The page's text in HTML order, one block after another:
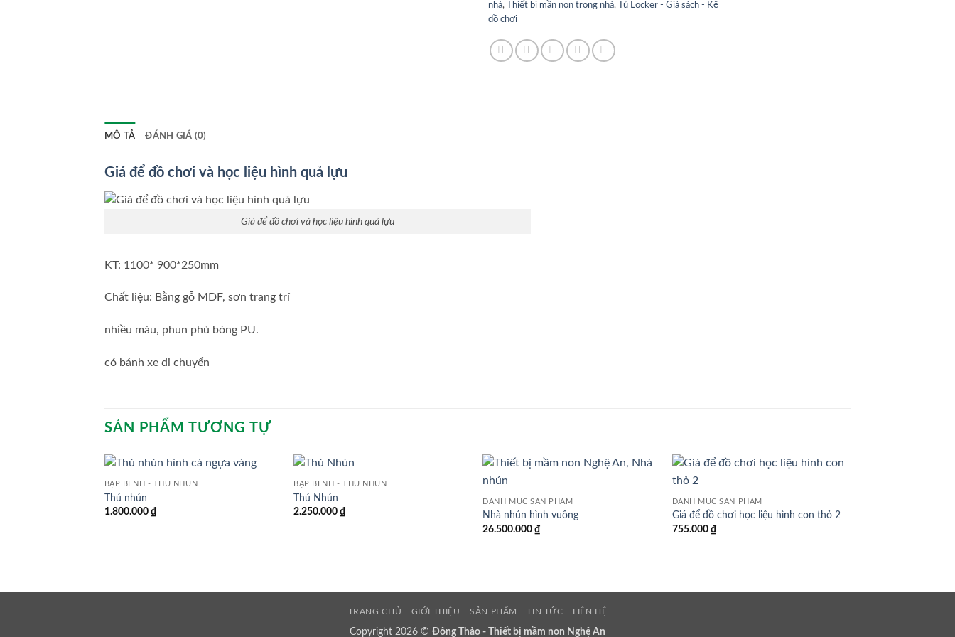
nhà, Thiết bị mần non trong nhà,
Tủ Locker - Giá sách - Kệ
đồ chơi
MÔ TẢ ĐÁNH GIÁ (0)
Giá để đồ chơi và học liệu hình quả lựu
Giá để đồ chơi và học liệu hình quả lựu
KT: 1100* 900*250mm
Chất liệu: Bằng gỗ MDF, sơn trang trí
nhiều màu, phun phủ bóng PU.
có bánh xe di chuyển
SẢN PHẨM TƯƠNG TỰ
BẬP BÊNH - THÚ NHÚN
Thú nhún
1.800.000 ₫
BẬP BÊNH - THÚ NHÚN
Thú Nhún
2.250.000₫
DANH MỤC SẢN PHẨM
Nhà nhún hình vuông
26.500.000₫
DANH MỤC SẢN PHẨM
Giá để đồ chơi học liệu hình con thỏ 2
755.000 ₫
TRANG CHỦ GIỚI THIỆU SẢN PHẨM TIN TỨC LIÊN HỆ
Copyright 2026 © Đông Thảo - Thiết bị mầm non Nghệ An